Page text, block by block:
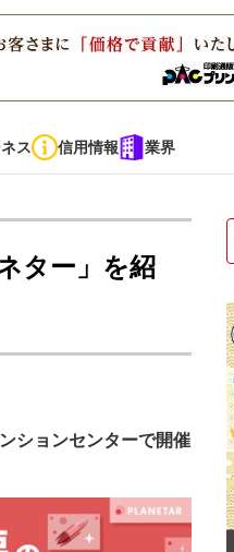
ス 信用情報 業界
PACK 2023 特集 中古印刷機
ター」を紹
ションセンターで開催